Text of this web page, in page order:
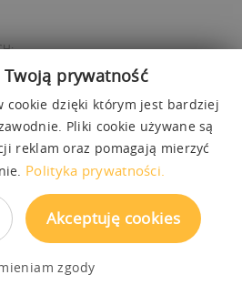
0765
/ FOREIGN PAYMENTS:
3337
Twoją prywatność
cookie dzięki którym jest bardziej
Pliki cookie używane są
reklam oraz pomagają mierzyć
Polityka prywatności.
Akceptuję cookies
zgody